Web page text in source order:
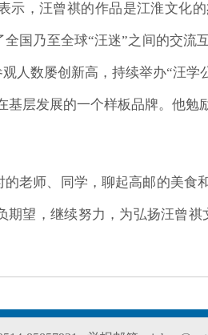
示，汪曾祺的作品是江淮文化
国乃至全球“汪迷”之间的交流
人数屡创新高，持续举办“汪学
层发展的一个样板品牌。他
老师、同学，聊起高邮的美食
望，继续努力，为弘扬汪曾